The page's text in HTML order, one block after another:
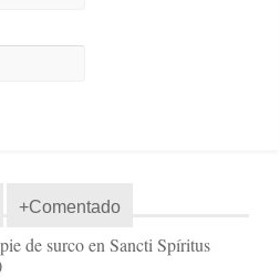
+Comentado
de surco en Sancti Spíritus